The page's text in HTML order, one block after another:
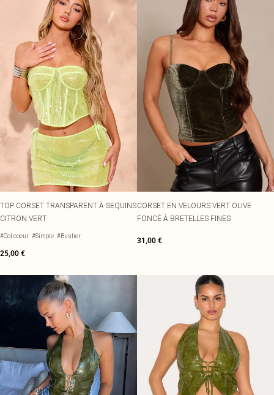
TOP CORSET TRANSPARENT À SEQUINS
CITRON VERT
#Col coeur #Simple #Bustier
25,00 €
CORSET EN VELOURS VERT OLIVE
FONCÉ À BRETELLES FINES
31,00 €